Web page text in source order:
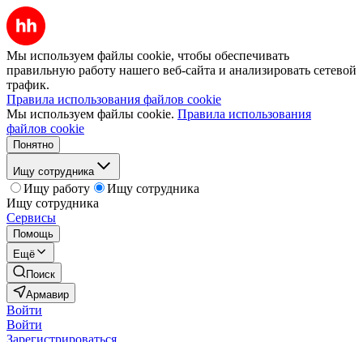
Мы используем файлы cookie, чтобы обеспечивать
правильную работу нашего веб-сайта и анализировать сетевой
трафик.
Правила использования файлов cookie
Мы используем файлы cookie. Правила использования
файлов cookie
Понятно
Ищу сотрудника
Ищу работу
Ищу сотрудника
Ищу сотрудника
Сервисы
Помощь
Ещё
Поиск
Армавир
Войти
Войти
Зарегистрироваться